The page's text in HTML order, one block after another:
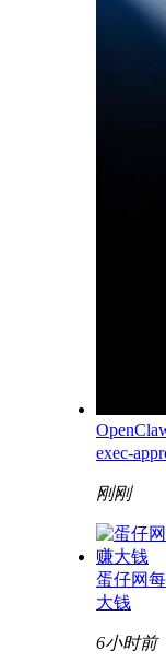
exec-
刚刚
蛋仔网
大钱
6小时前